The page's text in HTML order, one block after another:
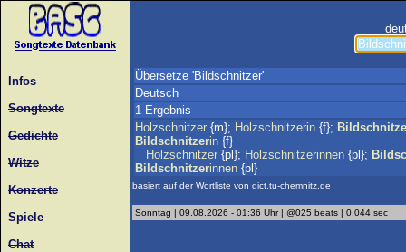
Infos
Songtexte
Gedichte
Witze
Konzerte
Spiele
Chat
Übersetze 'Bildschnitzer'
Deutsch
1 Ergebnis
Holzschnitzer {m}; Holzschnitzerin {f};
Bildschnitzerin {f}
Holzschnitzer {pl}; Holzschnitzerinnen {pl};
Bildschnitzerinnen {pl}
basiert auf der Wortliste von dict.tu-chemnitz.de
Sonntag | 09.08.2026 - 01:36 Uhr | @025 beats | 0.044 sec